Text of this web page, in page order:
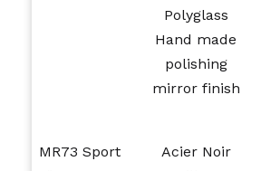
Polyglass
Hand made
polishing
mirror finish
MR73 Sport
Acier Noir